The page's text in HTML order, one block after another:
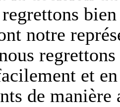
notre
et
de manière